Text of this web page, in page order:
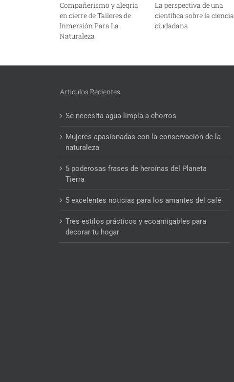
Compañerismo y alegría
en cierre de Talleres de
Inmersión Para La
Naturaleza
La perspectiva de una
científica sobre la ciencia
ciudadana
Artículos Recientes
Se necesita agua limpia a chorros
Mujeres apasionadas con la conservación de la
naturaleza
5 poderosas frases de heroínas del Planeta
Tierra
5 excelentes noticias para los amantes del café
Tres estilos prácticos y ecoamigables para
decorar tu hogar